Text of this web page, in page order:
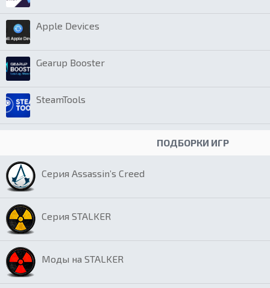
Apple Devices
Gearup Booster
SteamTools
ПОДБОРКИ ИГР
Серия Assassin’s Creed
Серия STALKER
Моды на STALKER